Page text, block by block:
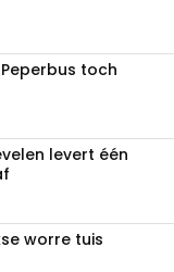
toch
levert één
worre tuis